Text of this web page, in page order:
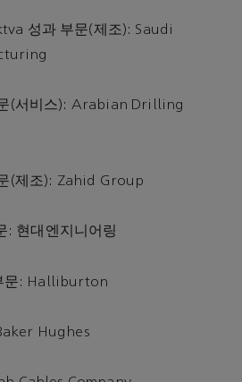
성과 부문(제조): Saudi
(서비스): Arabian Drilling
(제조): Zahid Group
: 현대엔지니어링
문: Halliburton
Hughes